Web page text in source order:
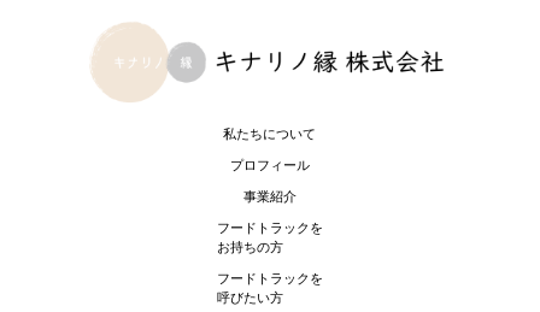
私たちについて
プロフィール
事業紹介
フードトラックを
お持ちの方
フードトラックを
呼びたい方